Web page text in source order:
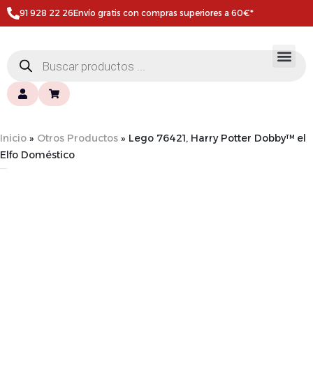
91 928 22 26Envío gratis con compras superiores a 60€*
Inicio » Otros Productos » Lego 76421, Harry Potter Dobby™ el
Elfo Doméstico